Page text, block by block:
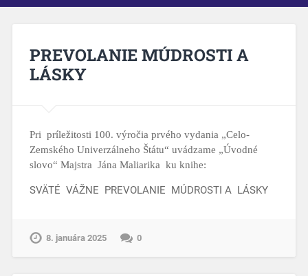
PREVOLANIE MÚDROSTI A
LÁSKY
Pri príležitosti 100. výročia prvého vydania „Celo-
Zemského Univerzálneho Štátu“ uvádzame „Úvodné
slovo“ Majstra Jána Maliarika ku knihe:
SVÄTÉ VÁŽNE PREVOLANIE MÚDROSTI A LÁSKY
8. januára 2025 0